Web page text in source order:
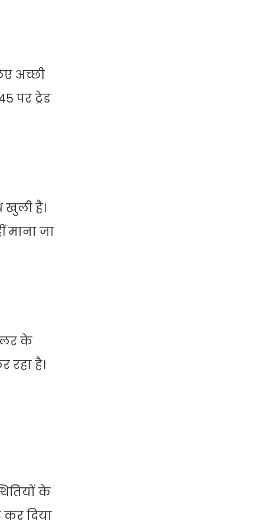
अच्छी
पर ट्रेड
खुली है।
माना जा
के
रहा है।
के
दिया